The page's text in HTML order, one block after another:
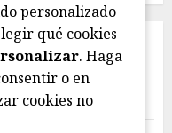
personalizado
qué cookies
. Haga
o en
cookies no